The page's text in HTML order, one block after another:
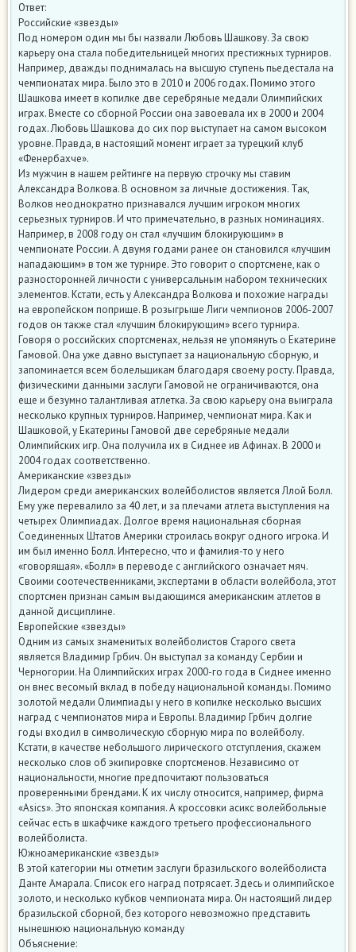
Ответ:
Российские «звезды»
Под номером один мы бы назвали Любовь Шашкову. За свою
карьеру она стала победительницей многих престижных турниров.
Например, дважды поднималась на высшую ступень пьедестала на
чемпионатах мира. Было это в 2010 и 2006 годах. Помимо этого
Шашкова имеет в копилке две серебряные медали Олимпийских
играх. Вместе со сборной России она завоевала их в 2000 и 2004
годах. Любовь Шашкова до сих пор выступает на самом высоком
уровне. Правда, в настоящий момент играет за турецкий клуб
«Фенербахче».
Из мужчин в нашем рейтинге на первую строчку мы ставим
Александра Волкова. В основном за личные достижения. Так,
Волков неоднократно признавался лучшим игроком многих
серьезных турниров. И что примечательно, в разных номинациях.
Например, в 2008 году он стал «лучшим блокирующим» в
чемпионате России. А двумя годами ранее он становился «лучшим
нападающим» в том же турнире. Это говорит о спортсмене, как о
разносторонней личности с универсальным набором технических
элементов. Кстати, есть у Александра Волкова и похожие награды
на европейском поприще. В розыгрыше Лиги чемпионов 2006-2007
годов он также стал «лучшим блокирующим» всего турнира.
Говоря о российских спортсменах, нельзя не упомянуть о Екатерине
Гамовой. Она уже давно выступает за национальную сборную, и
запоминается всем болельщикам благодаря своему росту. Правда,
физическими данными заслуги Гамовой не ограничиваются, она
еще и безумно талантливая атлетка. За свою карьеру она выиграла
несколько крупных турниров. Например, чемпионат мира. Как и
Шашковой, у Екатерины Гамовой две серебряные медали
Олимпийских игр. Она получила их в Сиднее ив Афинах. В 2000 и
2004 годах соответственно.
Американские «звезды»
Лидером среди американских волейболистов является Ллой Болл.
Ему уже перевалило за 40 лет, и за плечами атлета выступления на
четырех Олимпиадах. Долгое время национальная сборная
Соединенных Штатов Америки строилась вокруг одного игрока. И
им был именно Болл. Интересно, что и фамилия-то у него
«говорящая». «Болл» в переводе с английского означает мяч.
Своими соотечественниками, экспертами в области волейбола, этот
спортсмен признан самым выдающимся американским атлетов в
данной дисциплине.
Европейские «звезды»
Одним из самых знаменитых волейболистов Старого света
является Владимир Грбич. Он выступал за команду Сербии и
Черногории. На Олимпийских играх 2000-го года в Сиднее именно
он внес весомый вклад в победу национальной команды. Помимо
золотой медали Олимпиады у него в копилке несколько высших
наград с чемпионатов мира и Европы. Владимир Грбич долгие
годы входил в символическую сборную мира по волейболу.
Кстати, в качестве небольшого лирического отступления, скажем
несколько слов об экипировке спортсменов. Независимо от
национальности, многие предпочитают пользоваться
проверенными брендами. К их числу относится, например, фирма
«Asics». Это японская компания. А кроссовки асикс волейбольные
сейчас есть в шкафчике каждого третьего профессионального
волейболиста.
Южноамериканские «звезды»
В этой категории мы отметим заслуги бразильского волейболиста
Данте Амарала. Список его наград потрясает. Здесь и олимпийское
золото, и несколько кубков чемпионата мира. Он настоящий лидер
бразильской сборной, без которого невозможно представить
нынешнюю национальную команду
Объяснение: